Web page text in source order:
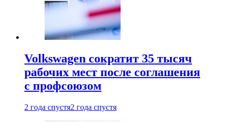
Volkswagen сократит 35 тысяч
рабочих мест после соглашения
с профсоюзом
2 года спустя2 года спустя